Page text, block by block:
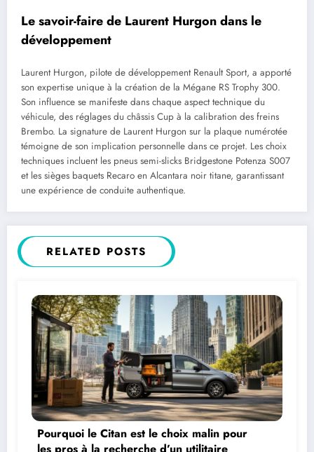
Le savoir-faire de Laurent Hurgon dans le
développement
Laurent Hurgon, pilote de développement Renault Sport, a apporté
son expertise unique à la création de la Mégane RS Trophy 300.
Son influence se manifeste dans chaque aspect technique du
véhicule, des réglages du châssis Cup à la calibration des freins
Brembo. La signature de Laurent Hurgon sur la plaque numérotée
témoigne de son implication personnelle dans ce projet. Les choix
techniques incluent les pneus semi-slicks Bridgestone Potenza S007
et les sièges baquets Recaro en Alcantara noir titane, garantissant
une expérience de conduite authentique.
RELATED POSTS
Pourquoi le Citan est le choix malin pour